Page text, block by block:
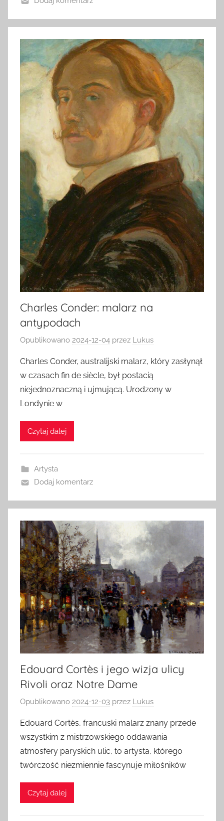
Charles Conder: malarz na
antypodach
Opublikowano 2024-12-04 przez Lukus
Charles Conder, australijski malarz, który zasłynął
w czasach fin de siècle, był postacią
niejednoznaczną i ujmującą. Urodzony w
Londynie w
Czytaj dalej
Artysta
Dodaj komentarz
Edouard Cortès i jego wizja ulicy
Rivoli oraz Notre Dame
Opublikowano 2024-12-03 przez Lukus
Edouard Cortès, francuski malarz znany przede
wszystkim z mistrzowskiego oddawania
atmosfery paryskich ulic, to artysta, którego
twórczość niezmiennie fascynuje miłośników
Czytaj dalej